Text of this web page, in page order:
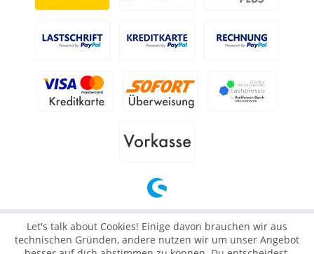
Let's talk about Cookies! Einige davon brauchen wir aus
technischen Gründen, andere nutzen wir um unser Angebot